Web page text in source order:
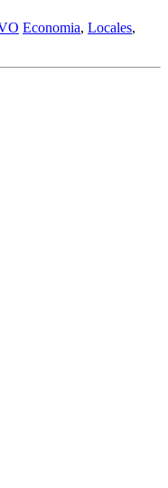
Economia, Locales,